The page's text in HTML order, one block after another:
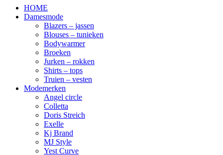
HOME
Damesmode
Blazers – jassen
Blouses – tunieken
Bodywarmer
Broeken
Jurken – rokken
Shirts – tops
Truien – vesten
Modemerken
Angel circle
Colletta
Doris Streich
Exelle
Kj Brand
MJ Style
Yest Curve